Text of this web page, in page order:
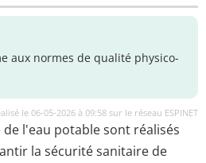
aux normes de qualité physico-
le 06-05-2026 à 09:58 sur le réseau ESPINET
l'eau potable sont réalisés
la sécurité sanitaire de